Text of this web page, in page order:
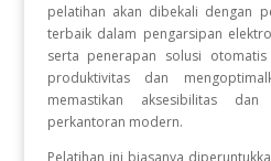
pelatihan akan dibekali dengan
terbaik dalam pengarsipan
serta penerapan solusi
produktivitas dan
memastikan aksesibilitas
perkantoran modern.
Pelatihan ini biasanya